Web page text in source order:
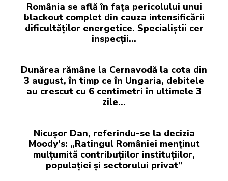
România se află în fața pericolului unui
blackout complet din cauza intensificării
dificultăților energetice. Specialiștii cer
inspecții…
Dunărea rămâne la Cernavodă la cota din
3 august, în timp ce în Ungaria, debitele
au crescut cu 6 centimetri în ultimele 3
zile...
Nicușor Dan, referindu-se la decizia
Moody’s: „Ratingul României menținut
mulțumită contribuțiilor instituțiilor,
populației și sectorului privat”